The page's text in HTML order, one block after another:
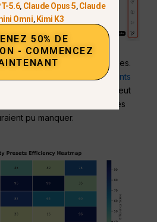
mieux les entrées multimodales.
des images ou des
documents
analysera instantanément. Il peut
dans les graphiques que les
pu manquer.
5.6, Claude Opus 5,Claude
Omni, Kimi K3
50% DE
- COMMENCEZ